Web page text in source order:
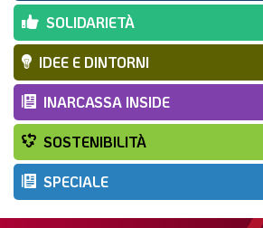
SOLIDARIETÀ
IDEE E DINTORNI
INARCASSA INSIDE
SOSTENIBILITÀ
SPECIALE